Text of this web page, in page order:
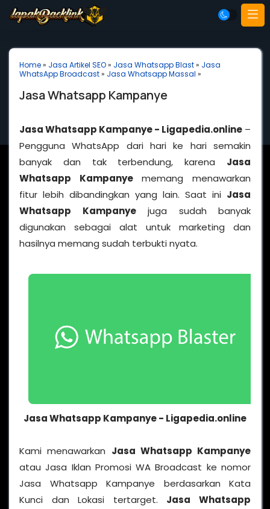
Home» Jasa Artikel SEO» Jasa Whatsapp Blast» Jasa
WhatsApp Broadcast» Jasa Whatsapp Massal »
Jasa Whatsapp Kampanye
Jasa Whatsapp Kampanye - Ligapedia.online –
Pengguna WhatsApp dari hari ke hari semakin
banyak dan tak terbendung, karena Jasa
Whatsapp Kampanyememang menawarkan
fitur lebih dibandingkan yang lain. Saat ini Jasa
Whatsapp Kampanyejuga sudah banyak
digunakan sebagai alat untuk marketing dan
hasilnya memang sudah terbukti nyata.
Jasa Whatsapp Kampanye - Ligapedia.online
Kami menawarkan Jasa Whatsapp Kampanye
atau Jasa Iklan Promosi WA Broadcast ke nomor
Jasa Whatsapp Kampanye berdasarkan Kata
Kunci dan Lokasi tertarget. Jasa Whatsapp